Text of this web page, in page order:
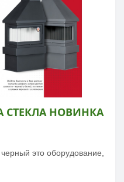
СТЕКЛА НОВИНКА
это оборудование,